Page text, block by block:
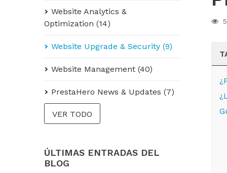
Website Analytics &
Optimization (14)
Website Upgrade & Security (9)
Website Management (40)
PrestaHero News & Updates (7)
VER TODO
ÚLTIMAS ENTRADAS DEL
BLOG